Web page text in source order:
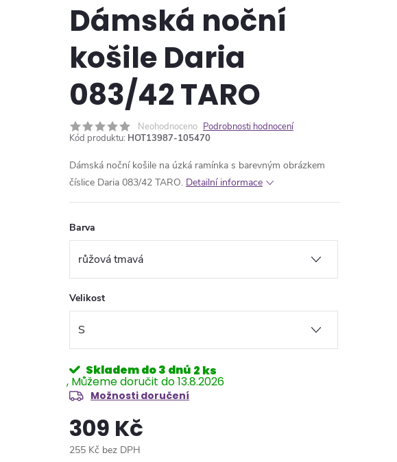
Dámská noční
košile Daria
083/42 TARO
Neohodnoceno Podrobnosti hodnocení
Kód produktu: HOT13987-105470
Dámská noční košile na úzká ramínka s barevným obrázkem
číslice Daria 083/42 TARO. Detailní informace
Barva
Velikost
Skladem do 3 dnů 2 ks
13.8.2026
Možnosti doručení
309 Kč
255 Kč bez DPH